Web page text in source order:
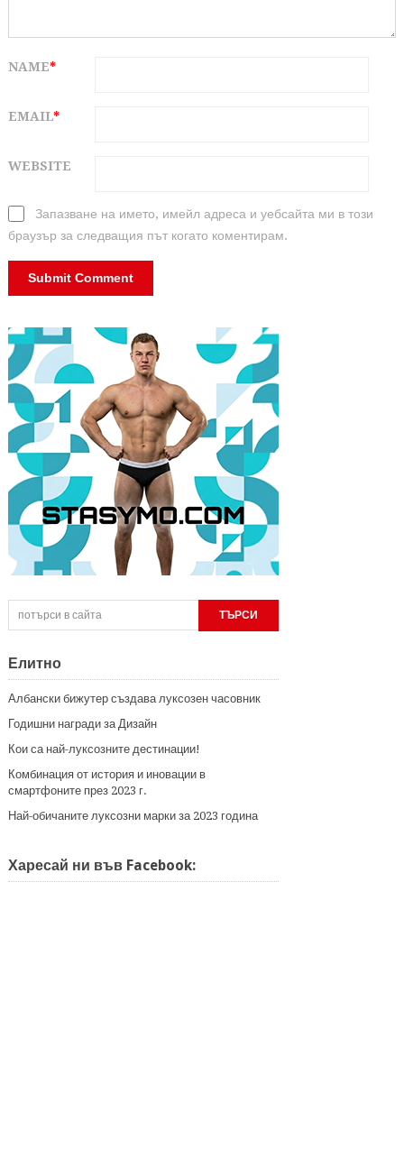
NAME*
EMAIL*
WEBSITE
Запазване на името, имейл адреса и уебсайта ми в този
браузър за следващия път когато коментирам.
Елитно
Албански бижутер създава луксозен часовник
Годишни награди за Дизайн
Кои са най-луксозните дестинации!
Комбинация от история и иновации в
смартфоните през 2023 г.
Най-обичаните луксозни марки за 2023 година
Харесай ни във Facebook: